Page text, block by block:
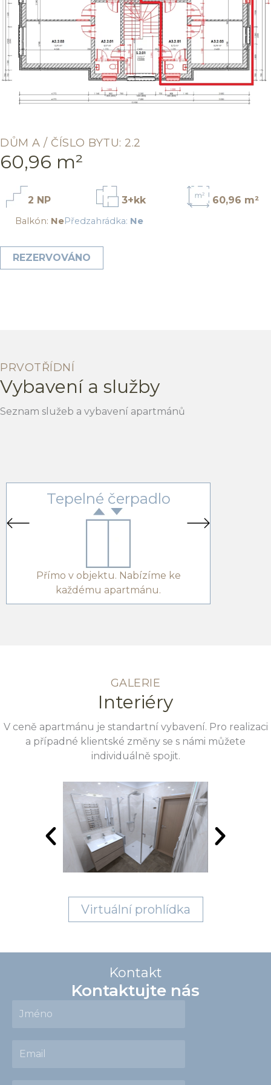
DŮM A / ČÍSLO BYTU: 2.2
60,96 m²
2 NP 3+kk 60,96 m²
Balkón: NePředzahrádka: Ne
REZERVOVÁNO
PRVOTŘÍDNÍ
Vybavení a služby
Seznam služeb a vybavení apartmánů
Tepelné čerpadlo
Přímo v objektu. Nabízíme ke
každému apartmánu.
GALERIE
Interiéry
V ceně apartmánu je standartní vybavení. Pro realizaci
a případné klientské změny se s námi můžete
individuálně spojit.
Virtuální prohlídka
Kontakt
Kontaktujte nás
Jméno